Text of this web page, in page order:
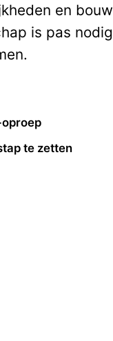
en bouw
is pas nodig
te zetten